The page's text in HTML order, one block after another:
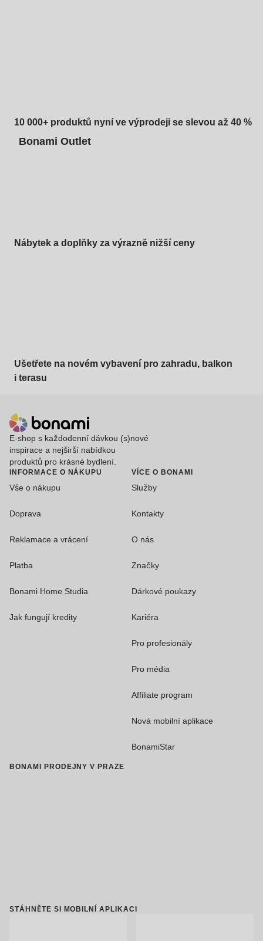
10 000+ produktů nyní ve výprodeji se slevou až 40 %
Bonami Outlet
Nábytek a doplňky za výrazně nižší ceny
Ušetřete na novém vybavení pro zahradu, balkon
i terasu
E-shop s každodenní dávkou (s)nové
inspirace a nejširší nabídkou
produktů pro krásné bydlení.
INFORMACE O NÁKUPU
Vše o nákupu
Doprava
Reklamace a vrácení
Platba
Bonami Home Studia
Jak fungují kredity
VÍCE O BONAMI
Služby
Kontakty
O nás
Značky
Dárkové poukazy
Kariéra
Pro profesionály
Pro média
Affiliate program
Nová mobilní aplikace
BonamiStar
BONAMI PRODEJNY V PRAZE
STÁHNĚTE SI MOBILNÍ APLIKACI